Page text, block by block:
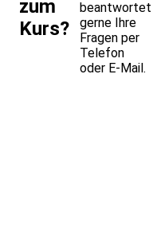
zum
Kurs?
beantwortet
gerne Ihre
Fragen per
Telefon
oder E-Mail.